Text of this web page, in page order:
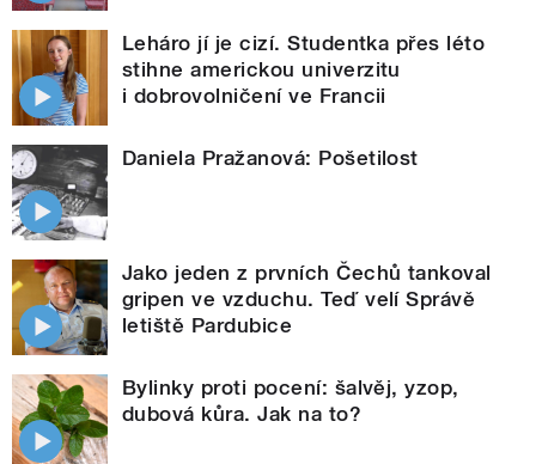
Leháro jí je cizí. Studentka přes léto
stihne americkou univerzitu
i dobrovolničení ve Francii
Daniela Pražanová: Pošetilost
Jako jeden z prvních Čechů tankoval
gripen ve vzduchu. Teď velí Správě
letiště Pardubice
Bylinky proti pocení: šalvěj, yzop,
dubová kůra. Jak na to?